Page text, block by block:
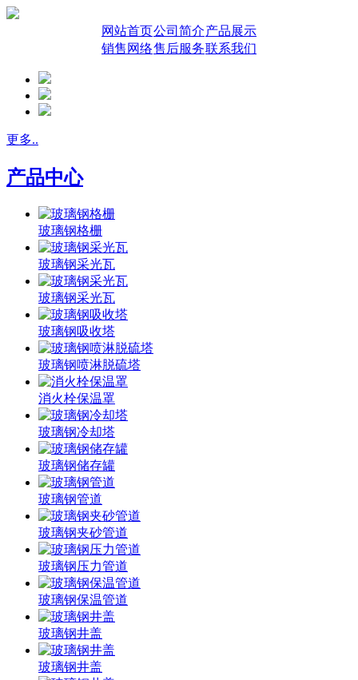
网站首页公司简介产品展示
销售网络售后服务联系我们
更多..
产品中心
玻璃钢格栅
玻璃钢采光瓦
玻璃钢采光瓦
玻璃钢吸收塔
玻璃钢喷淋脱硫塔
消火栓保温罩
玻璃钢冷却塔
玻璃钢储存罐
玻璃钢管道
玻璃钢夹砂管道
玻璃钢压力管道
玻璃钢保温管道
玻璃钢井盖
玻璃钢井盖